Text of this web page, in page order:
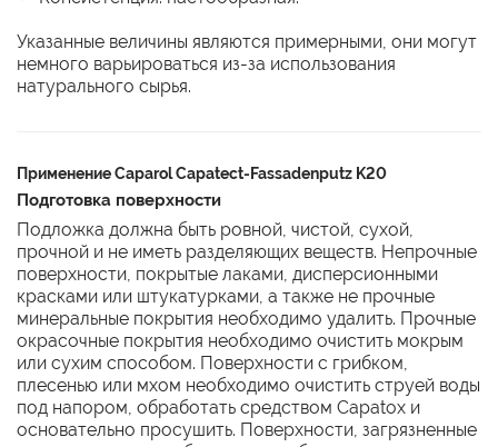
Указанные величины являются примерными, они могут
немного варьироваться из-за использования
натурального сырья.
Применение Caparol Capatect-Fassadenputz K20
Подготовка поверхности
Подложка должна быть ровной, чистой, сухой,
прочной и не иметь разделяющих веществ. Непрочные
поверхности, покрытые лаками, дисперсионными
красками или штукатурками, а также не прочные
минеральные покрытия необходимо удалить. Прочные
окрасочные покрытия необходимо очистить мокрым
или сухим способом. Поверхности с грибком,
плесенью или мхом необходимо очистить струей воды
под напором, обработать средством Capatox и
основательно просушить. Поверхности, загрязненные